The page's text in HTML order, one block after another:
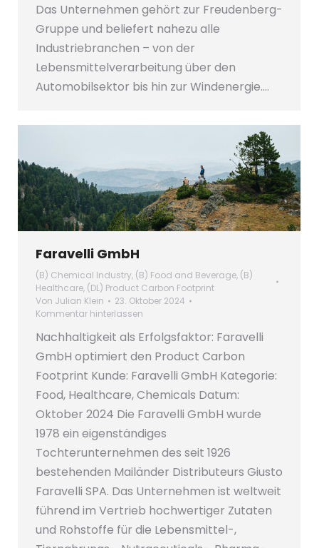
Das Unternehmen gehört zur Freudenberg-
Gruppe und beliefert nahezu alle
Industriebranchen – von der
Lebensmittelverarbeitung über den
Automobilsektor bis hin zur Windenergie.…
Faravelli GmbH
(B) Chemical Industry, (B) Food and Beverage, (B)
Healthcare, (DL) Product Carbon Footprint
Von Julian Klein
23. Oktober 2024
Kommentar hinterlassen
Nachhaltigkeit als Erfolgsfaktor: Faravelli
GmbH optimiert den Product Carbon
Footprint Kunde: Faravelli GmbH Kategorie:
Food, Healthcare, Chemicals Datum:
Oktober 2024 Die Faravelli GmbH wurde
1978 ein eigenständiges
Tochterunternehmen des seit 1926
bestehenden Mailänder Distributeurs Giusto
Faravelli SPA. Das Unternehmen ist weltweit
führend im Vertrieb hochwertiger Zutaten
und Rohstoffe für die Lebensmittel-,